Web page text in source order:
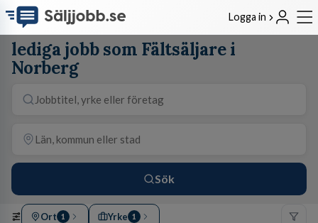
Logga in
lediga jobb som Fältsäljare i
Norberg
Sök
Ort 1 Yrke 1